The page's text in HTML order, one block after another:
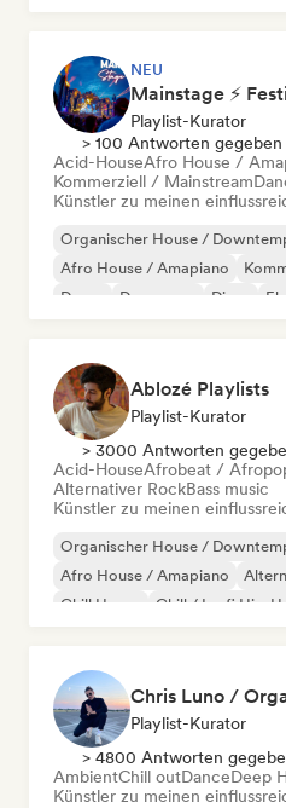
NEU
Playlist-Kurator
> 100 Antworten gegeben
Acid-HouseAfro House /
Kommerziell / Mainstream
Künstler zu meinen
Organischer House /
Afro House / Amapiano
Dance
Dance pop Disco
Ablozé Playlists
Playlist-Kurator
> 3000 Antworten
Acid-HouseAfrobeat /
Alternativer RockBass music
Künstler zu meinen
Organischer House /
Afro House / Amapiano
Chill House
Chill / Lo-fi Hip-
Chris Luno /
Playlist-Kurator
> 4800 Antworten
AmbientChill outDanceDeep
Künstler zu meinen